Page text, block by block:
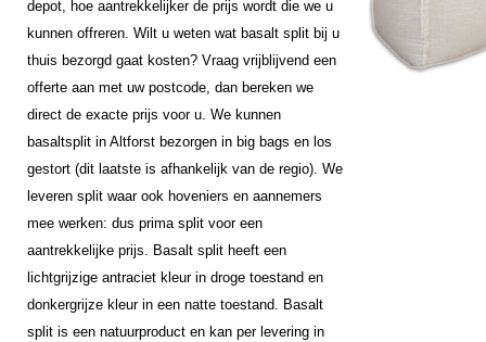
depot, hoe aantrekkelijker de prijs wordt die we u
kunnen offreren. Wilt u weten wat basalt split bij u
thuis bezorgd gaat kosten? Vraag vrijblijvend een
offerte aan met uw postcode, dan bereken we
direct de exacte prijs voor u. We kunnen
basaltsplit in Altforst bezorgen in big bags en los
gestort (dit laatste is afhankelijk van de regio). We
leveren split waar ook hoveniers en aannemers
mee werken: dus prima split voor een
aantrekkelijke prijs. Basalt split heeft een
lichtgrijzige antraciet kleur in droge toestand en
donkergrijze kleur in een natte toestand. Basalt
split is een natuurproduct en kan per levering in